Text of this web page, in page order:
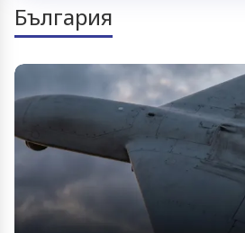
България